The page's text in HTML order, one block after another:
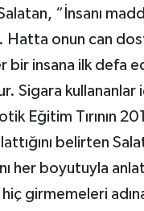
“İnsanı
Hatta onun can
bir insana ilk defa
Sigara kullananlar
Eğitim Tırının
belirten
her boyutuyla
girmemeleri